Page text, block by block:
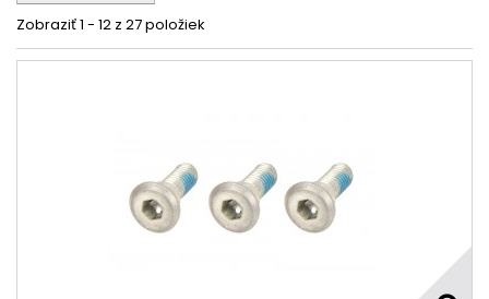
Zobraziť 1 - 12 z 27 položiek